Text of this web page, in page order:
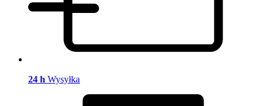
24 h Wysyłka